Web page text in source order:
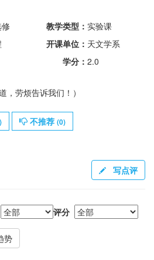
教学类型： 实验课
开课单位： 天文学系
学分： 2.0
，劳烦告诉我们！）
) 不推荐 (0)
写点评
评分
势